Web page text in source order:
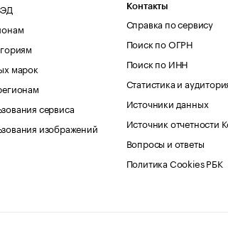
марок
сервиса
изображений
Контакты
Справка по сервису
Поиск по ОГРН
Поиск по ИНН
Статистика и
Источники данных
Источник отчетности
Вопросы и ответы
Политика Cookies РБК